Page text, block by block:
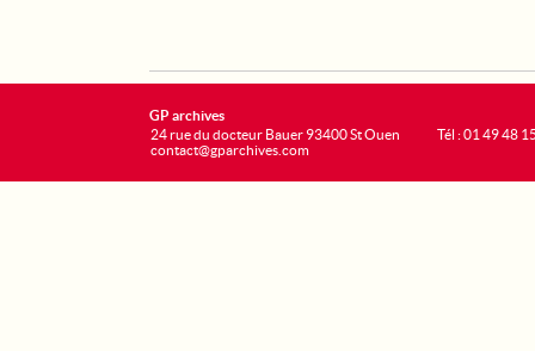
GP archives
24 rue du docteur Bauer 93400 St Ouen
contact@gparchives.com
Tél : 01 49 48